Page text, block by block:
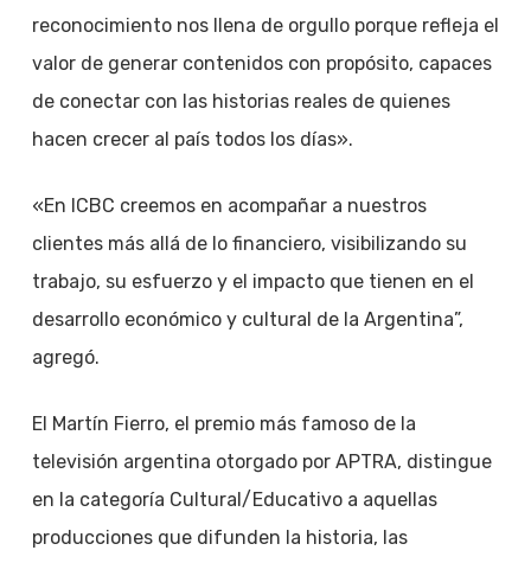
reconocimiento nos llena de orgullo porque refleja el
valor de generar contenidos con propósito, capaces
de conectar con las historias reales de quienes
hacen crecer al país todos los días».
«En ICBC creemos en acompañar a nuestros
clientes más allá de lo financiero, visibilizando su
trabajo, su esfuerzo y el impacto que tienen en el
desarrollo económico y cultural de la Argentina”,
agregó.
El Martín Fierro, el premio más famoso de la
televisión argentina otorgado por APTRA, distingue
en la categoría Cultural/Educativo a aquellas
producciones que difunden la historia, las